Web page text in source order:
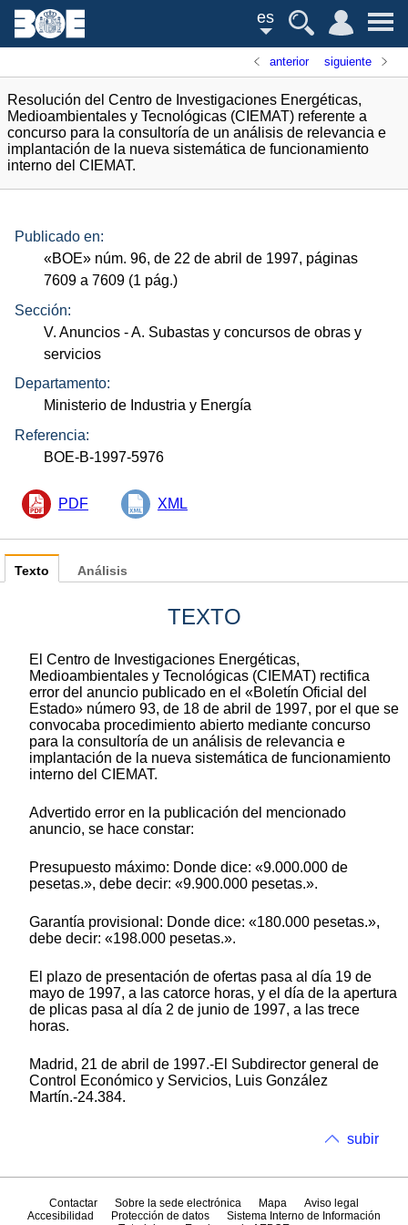
es
anterior siguiente
Resolución del Centro de Investigaciones Energéticas,
Medioambientales y Tecnológicas (CIEMAT) referente a
concurso para la consultoría de un análisis de relevancia e
implantación de la nueva sistemática de funcionamiento
interno del CIEMAT.
Publicado en:
«BOE» núm. 96, de 22 de abril de 1997, páginas
7609 a 7609 (1 pág.)
Sección:
V. Anuncios - A. Subastas y concursos de obras y
servicios
Departamento:
Ministerio de Industria y Energía
Referencia:
BOE-B-1997-5976
PDF XML
Texto
TEXTO
El Centro de Investigaciones Energéticas,
Medioambientales y Tecnológicas (CIEMAT) rectifica
error del anuncio publicado en el «Boletín Oficial del
Estado» número 93, de 18 de abril de 1997, por el que se
convocaba procedimiento abierto mediante concurso
para la consultoría de un análisis de relevancia e
implantación de la nueva sistemática de funcionamiento
interno del CIEMAT.
Advertido error en la publicación del mencionado
anuncio, se hace constar:
Presupuesto máximo: Donde dice: «9.000.000 de
pesetas.», debe decir: «9.900.000 pesetas.».
Garantía provisional: Donde dice: «180.000 pesetas.»,
debe decir: «198.000 pesetas.».
El plazo de presentación de ofertas pasa al día 19 de
mayo de 1997, a las catorce horas, y el día de la apertura
de plicas pasa al día 2 de junio de 1997, a las trece
horas.
Madrid, 21 de abril de 1997.-El Subdirector general de
Control Económico y Servicios, Luis González
Martín.-24.384.
Análisis
subir
Contactar Sobre la sede electrónica Mapa
Aviso legal
Accesibilidad
Protección de datos
Sistema Interno de Información